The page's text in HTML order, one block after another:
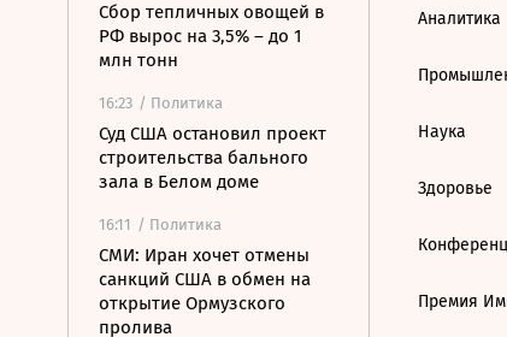
Сбор тепличных овощей в
РФ вырос на 3,5% – до 1
млн тонн
16:23 / Политика
Суд США остановил проект
строительства бального
зала в Белом доме
16:11 / Политика
СМИ: Иран хочет отмены
санкций США в обмен на
открытие Ормузского
пролива
Аналитика
Наука
Здоровье
Премия